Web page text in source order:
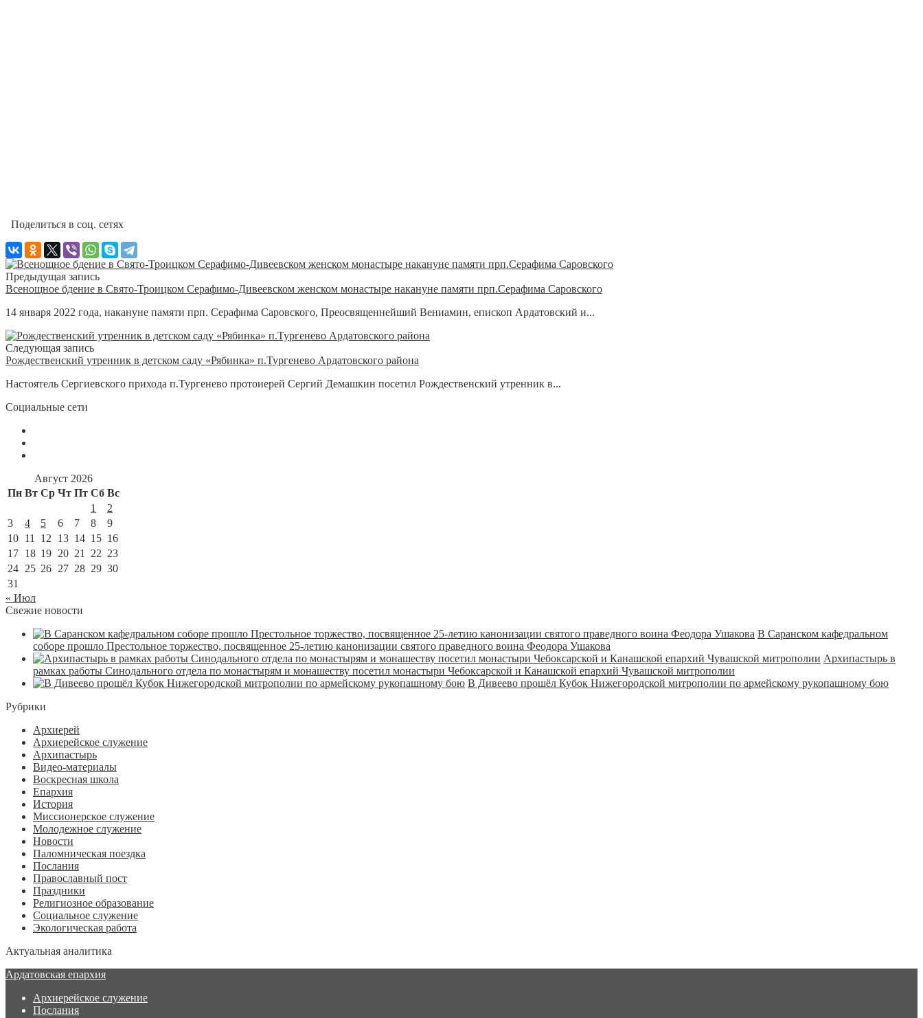
Поделиться в соц. сетях
Предыдущая запись
Всенощное бдение в Свято-Троицком Серафимо-Дивеевском женском монастыре накануне памяти прп.Серафима Саровского
14 января 2022 года, накануне памяти прп. Серафима Саровского, Преосвященнейший Вениамин, епископ Ардатовский и...
Следующая запись
Рождественский утренник в детском саду «Рябинка» п.Тургенево Ардатовского района
Настоятель Сергиевского прихода п.Тургенево протоиерей Сергий Демашкин посетил Рождественский утренник в...
Социальные сети
Август 2026
Пн Вт Ср Чт Пт Сб Вс
1
2
3
4 5 6 7 8
9
10 11 12 13 14 15 16
17 18 19 20 21 22 23
24 25 26 27 28 29 30
31
« Июл
Свежие новости
В Саранском кафедральном
соборе прошло Престольное торжество, посвященное 25-летию канонизации святого праведного воина Феодора Ушакова
Архипастырь в
рамках работы Синодального отдела по монастырям и монашеству посетил монастыри Чебоксарской и Канашской епархий Чувашской митрополии
В Дивеево прошёл Кубок Нижегородской митрополии по армейскому рукопашному бою
Рубрики
Архиерей
Архиерейское служение
Архипастырь
Видео-материалы
Воскресная школа
Епархия
История
Миссионерское служение
Молодежное служение
Новости
Паломническая поездка
Послания
Православный пост
Праздники
Религиозное образование
Социальное служение
Экологическая работа
Актуальная аналитика
Ардатовская епархия
Архиерейское служение
Послания